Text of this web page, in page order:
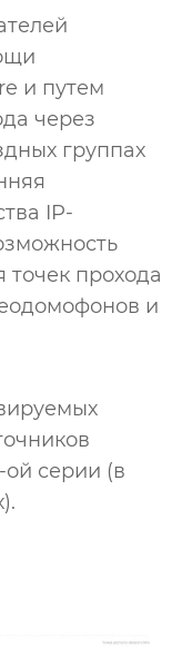
и путем
через
группах
IP-
точек прохода
и
ой серии (в